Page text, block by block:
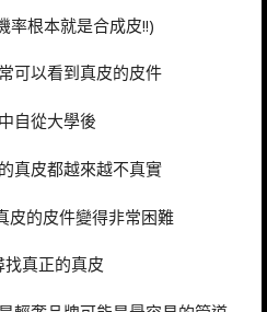
率根本就是合成皮!!)
可以看到真皮的皮件
自從大學後
真皮都越來越不真實
皮的皮件變得非常困難
找真正的真皮